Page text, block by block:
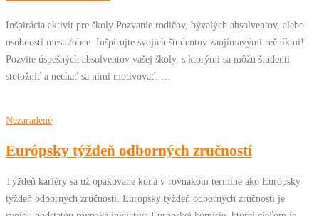
Inšpirácia aktivít pre školy Pozvanie rodičov, bývalých absolventov, alebo
osobností mesta/obce Inšpirujte svojich študentov zaujímavými rečníkmi!
Pozvite úspešných absolventov vašej školy, s ktorými sa môžu študenti
stotožniť a nechať sa nimi motivovať. …
Nezaradené
Európsky týždeň odborných zručností
Týždeň kariéry sa už opakovane koná v rovnakom termíne ako Európsky
týždeň odborných zručností. Európsky týždeň odborných zručností je